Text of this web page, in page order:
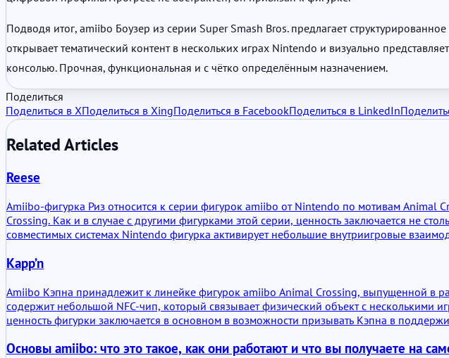
Подводя итог, amiibo Боузер из серии Super Smash Bros. предлагает
открывает тематический контент в нескольких играх Nintendo и визуально
консолью. Прочная, функциональная и с чётко определённым назначением.
Поделиться
Поделиться в XПоделиться в XingПоделиться в FacebookПоделиться в LinkedIn
Related Articles
Reese
Amiibo-фигурка Риз относится к серии фигурок amiibo от Nintendo по мотивам Animal
Crossing. Как и в случае с другими фигурками этой серии, ценность заключается не
совместимых системах Nintendo фигурка активирует небольшие внутриигровые
Kapp’n
Amiibo Кэпна принадлежит к линейке фигурок amiibo Animal Crossing, выпущенной в
содержит небольшой NFC-чип, который связывает физический объект с несколькими
ценность фигурки заключается в основном в возможности призывать Кэпна в
Основы amiibo: что это такое, как они работают и что вы получаете на